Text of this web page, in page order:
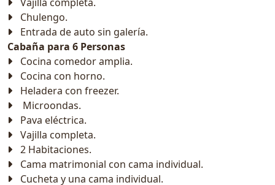
Chulengo.
Entrada de auto sin galería.
Cabaña para 6 Personas
Cocina comedor amplia.
Cocina con horno.
Heladera con freezer.
Microondas.
Pava eléctrica.
Vajilla completa.
2 Habitaciones.
Cama matrimonial con cama individual.
Cucheta y una cama individual.